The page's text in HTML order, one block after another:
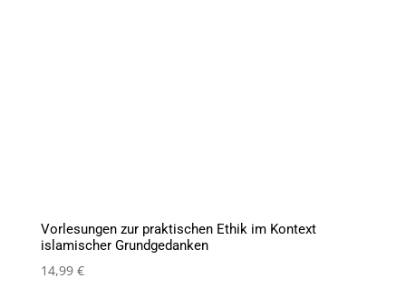
Vorlesungen zur praktischen Ethik im Kontext
islamischer Grundgedanken
14,99 €